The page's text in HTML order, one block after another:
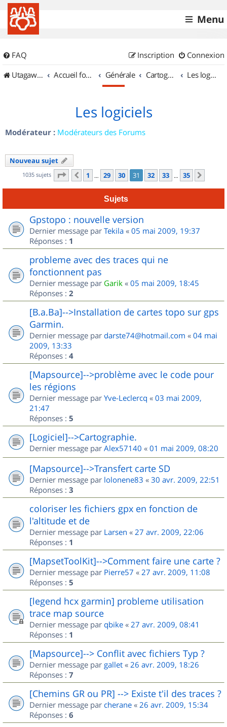
Menu
FAQ Connexion
Inscription
UtagawaVTT (Randos VTT et VTTAE avec traces GPS)
Accueil forum Générale Cartographie et GPS Les logiciels
Les logiciels
Modérateur : Modérateurs des Forums
Nouveau sujet
1035 sujets Page 31 sur35
Précédent
1 … 29 30 31 32 33 … 35
Sujets
Gpstopo : nouvelle version
Dernier message par Tekila « 05 mai 2009, 19:37
Réponses : 1
probleme avec des traces qui ne
fonctionnent pas
Dernier message par Garik « 05 mai 2009, 18:45
Réponses : 2
[B.a.Ba]-->Installation de cartes topo sur gps
Garmin.
Dernier message par darste74@hotmail.com « 04 mai
2009, 13:33
Réponses : 4
[Mapsource]-->problème avec le code pour
les régions
Dernier message par Yve-Leclercq « 03 mai 2009,
21:47
Réponses : 5
[Logiciel]-->Cartographie.
Dernier message par Alex57140 « 01 mai 2009, 08:20
[Mapsource]-->Transfert carte SD
Dernier message par lolonene83 « 30 avr. 2009, 22:51
Réponses : 3
coloriser les fichiers gpx en fonction de
l'altitude et de
Dernier message par Larsen « 27 avr. 2009, 22:06
Réponses : 1
[MapsetToolKit]-->Comment faire une carte ?
Dernier message par Pierre57 « 27 avr. 2009, 11:08
Réponses : 5
[legend hcx garmin] probleme utilisation
trace map source
Dernier message par qbike « 27 avr. 2009, 08:41
Réponses : 1
[Mapsource]--> Conflit avec fichiers Typ ?
Dernier message par gallet « 26 avr. 2009, 18:26
Réponses : 7
[Chemins GR ou PR] --> Existe t'il des traces ?
Dernier message par cherane « 26 avr. 2009, 15:34
Réponses : 6